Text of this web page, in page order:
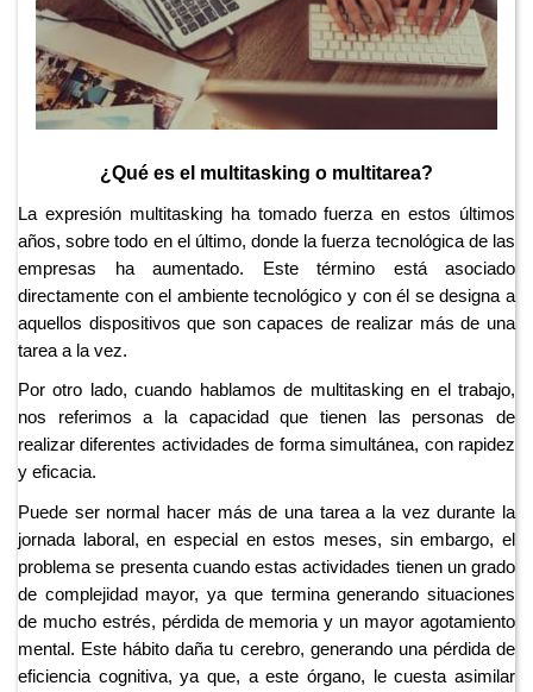
¿Qué es el multitasking o multitarea?
La expresión multitasking ha tomado fuerza en estos últimos
años, sobre todo en el último, donde la fuerza tecnológica de las
empresas ha aumentado. Este término está asociado
directamente con el ambiente tecnológico y con él se designa a
aquellos dispositivos que son capaces de realizar más de una
tarea a la vez.
Por otro lado, cuando hablamos de multitasking en el trabajo,
nos referimos a la capacidad que tienen las personas de
realizar diferentes actividades de forma simultánea, con rapidez
y eficacia.
Puede ser normal hacer más de una tarea a la vez durante la
jornada laboral, en especial en estos meses, sin embargo, el
problema se presenta cuando estas actividades tienen un grado
de complejidad mayor, ya que termina generando situaciones
de mucho estrés, pérdida de memoria y un mayor agotamiento
mental. Este hábito daña tu cerebro, generando una pérdida de
eficiencia cognitiva, ya que, a este órgano, le cuesta asimilar